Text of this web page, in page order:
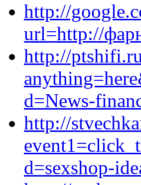
http://
url=http://
http://
d=News-
http://
d=sexshop-